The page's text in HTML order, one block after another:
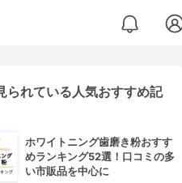
られている人気おすすめ記
ホワイトニング歯磨き粉おすす
めランキング52選！口コミの多
い市販品を中心に